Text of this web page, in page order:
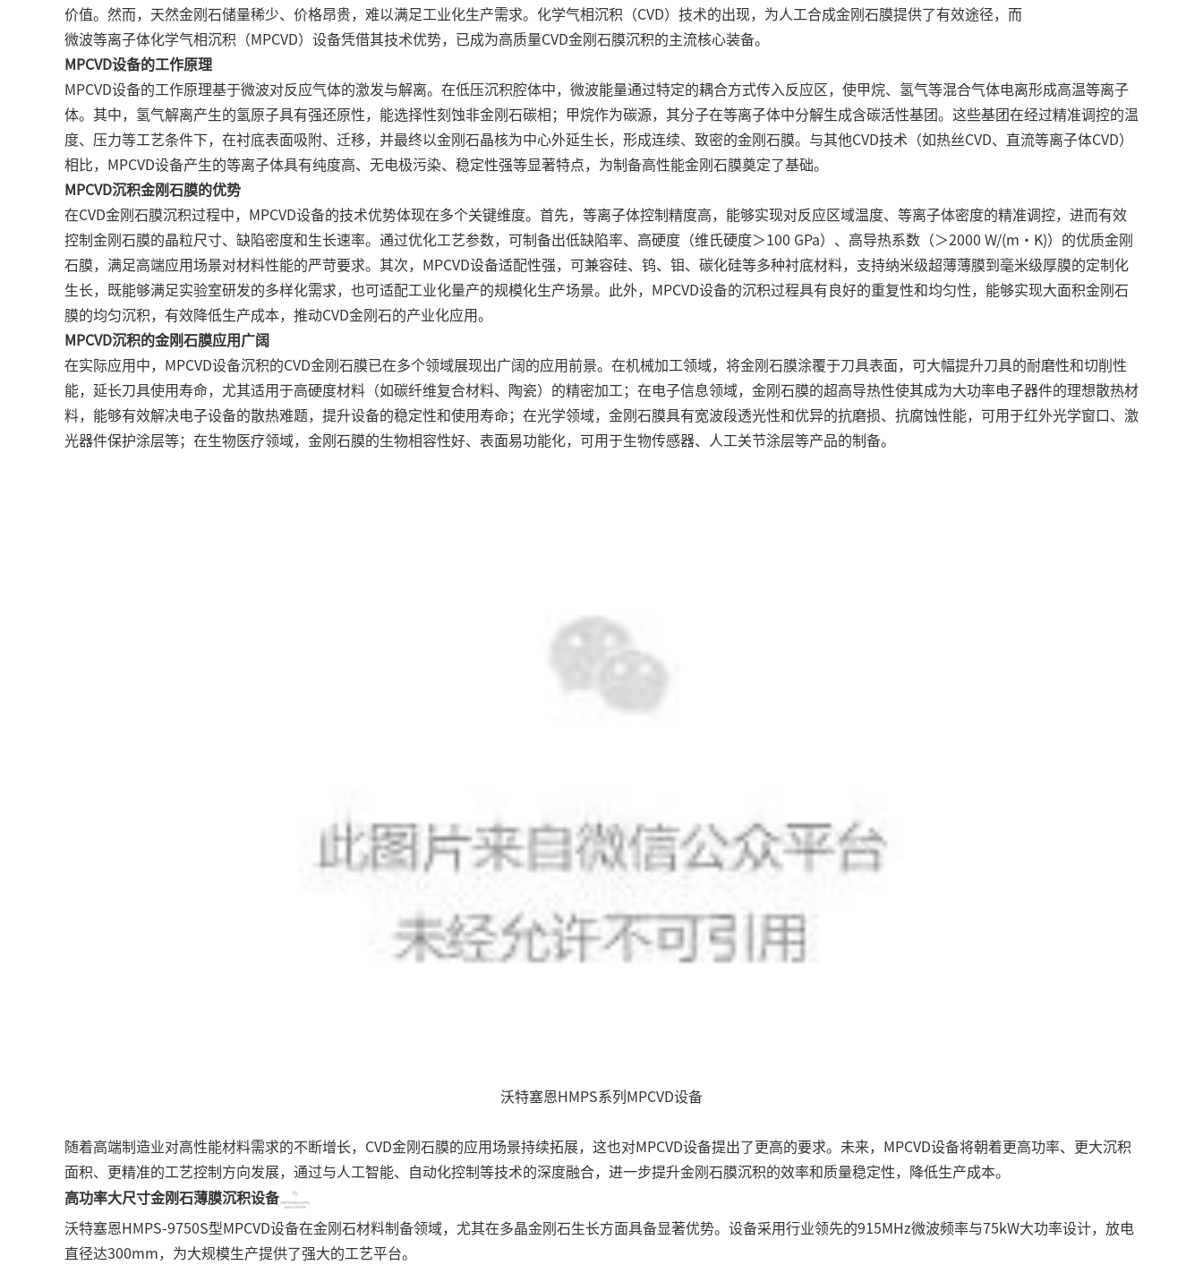
价值。然而，天然金刚石储量稀少、价格昂贵，难以满足工业化生产需求。化学气相沉积（CVD）技术的出现，为人工合成金刚石膜提供了有效途径，而
微波等离子体化学气相沉积（MPCVD）设备凭借其技术优势，已成为高质量CVD金刚石膜沉积的主流核心装备。
MPCVD设备的工作原理
MPCVD设备的工作原理基于微波对反应气体的激发与解离。在低压沉积腔体中，微波能量通过特定的耦合方式传入反应区，使甲烷、氢气等混合气体电离形成高温等离子
体。其中，氢气解离产生的氢原子具有强还原性，能选择性刻蚀非金刚石碳相；甲烷作为碳源，其分子在等离子体中分解生成含碳活性基团。这些基团在经过精准调控的温
度、压力等工艺条件下，在衬底表面吸附、迁移，并最终以金刚石晶核为中心外延生长，形成连续、致密的金刚石膜。与其他CVD技术（如热丝CVD、直流等离子体CVD）
相比，MPCVD设备产生的等离子体具有纯度高、无电极污染、稳定性强等显著特点，为制备高性能金刚石膜奠定了基础。
MPCVD沉积金刚石膜的优势
在CVD金刚石膜沉积过程中，MPCVD设备的技术优势体现在多个关键维度。首先，等离子体控制精度高，能够实现对反应区域温度、等离子体密度的精准调控，进而有效
控制金刚石膜的晶粒尺寸、缺陷密度和生长速率。通过优化工艺参数，可制备出低缺陷率、高硬度（维氏硬度＞100 GPa）、高导热系数（＞2000 W/(m·K)）的优质金刚
石膜，满足高端应用场景对材料性能的严苛要求。其次，MPCVD设备适配性强，可兼容硅、钨、钼、碳化硅等多种衬底材料，支持纳米级超薄薄膜到毫米级厚膜的定制化
生长，既能够满足实验室研发的多样化需求，也可适配工业化量产的规模化生产场景。此外，MPCVD设备的沉积过程具有良好的重复性和均匀性，能够实现大面积金刚石
膜的均匀沉积，有效降低生产成本，推动CVD金刚石的产业化应用。
MPCVD沉积的金刚石膜应用广阔
在实际应用中，MPCVD设备沉积的CVD金刚石膜已在多个领域展现出广阔的应用前景。在机械加工领域，将金刚石膜涂覆于刀具表面，可大幅提升刀具的耐磨性和切削性
能，延长刀具使用寿命，尤其适用于高硬度材料（如碳纤维复合材料、陶瓷）的精密加工；在电子信息领域，金刚石膜的超高导热性使其成为大功率电子器件的理想散热材
料，能够有效解决电子设备的散热难题，提升设备的稳定性和使用寿命；在光学领域，金刚石膜具有宽波段透光性和优异的抗磨损、抗腐蚀性能，可用于红外光学窗口、激
光器件保护涂层等；在生物医疗领域，金刚石膜的生物相容性好、表面易功能化，可用于生物传感器、人工关节涂层等产品的制备。
沃特塞恩HMPS系列MPCVD设备
随着高端制造业对高性能材料需求的不断增长，CVD金刚石膜的应用场景持续拓展，这也对MPCVD设备提出了更高的要求。未来，MPCVD设备将朝着更高功率、更大沉积
面积、更精准的工艺控制方向发展，通过与人工智能、自动化控制等技术的深度融合，进一步提升金刚石膜沉积的效率和质量稳定性，降低生产成本。
高功率大尺寸金刚石薄膜沉积设备
沃特塞恩HMPS-9750S型MPCVD设备在金刚石材料制备领域，尤其在多晶金刚石生长方面具备显著优势。设备采用行业领先的915MHz微波频率与75kW大功率设计，放电
直径达300mm，为大规模生产提供了强大的工艺平台。